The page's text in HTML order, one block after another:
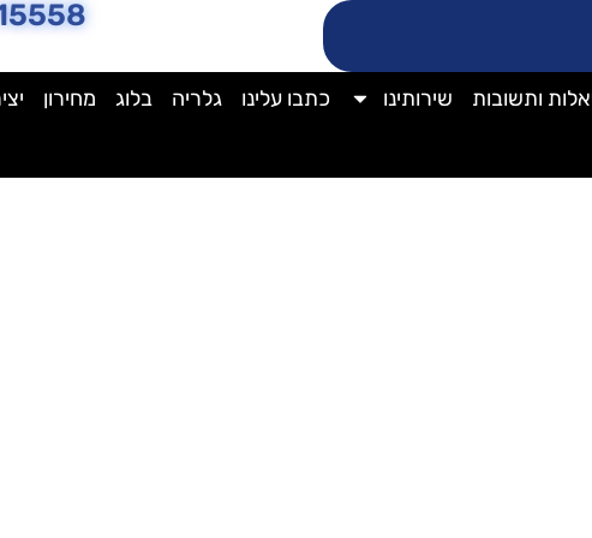
ותשובות שירותינו כתבו עלינו גלריה בלוג מחירון